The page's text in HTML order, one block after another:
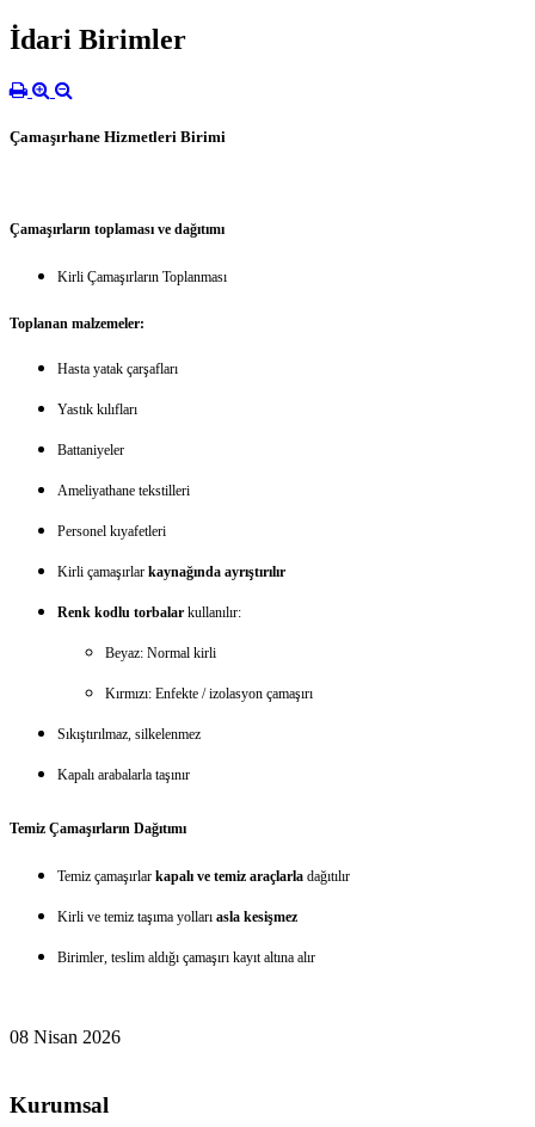
İdari Birimler
Çamaşırhane Hizmetleri Birimi
Çamaşırların toplaması ve dağıtımı
Kirli Çamaşırların Toplanması
Toplanan malzemeler:
Hasta yatak çarşafları
Yastık kılıfları
Battaniyeler
Ameliyathane tekstilleri
Personel kıyafetleri
Kirli çamaşırlar kaynağında ayrıştırılır
Renk kodlu torbalar kullanılır:
Beyaz: Normal kirli
Kırmızı: Enfekte / izolasyon çamaşırı
Sıkıştırılmaz, silkelenmez
Kapalı arabalarla taşınır
Temiz Çamaşırların Dağıtımı
Temiz çamaşırlar kapalı ve temiz araçlarla dağıtılır
Kirli ve temiz taşıma yolları asla kesişmez
Birimler, teslim aldığı çamaşırı kayıt altına alır
08 Nisan 2026
Kurumsal